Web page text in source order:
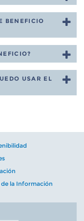
BENEFICIO
USAR EL
la Información